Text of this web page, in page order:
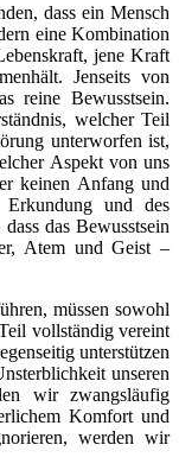
dass ein Mensch
eine Kombination
jene Kraft
Jenseits von
reine Bewusstsein.
welcher Teil
unterworfen ist,
Aspekt von uns
keinen Anfang und
und des
das Bewusstsein
Atem und Geist –
müssen sowohl
vollständig vereint
unterstützen
unseren
wir zwangsläufig
Komfort und
werden wir